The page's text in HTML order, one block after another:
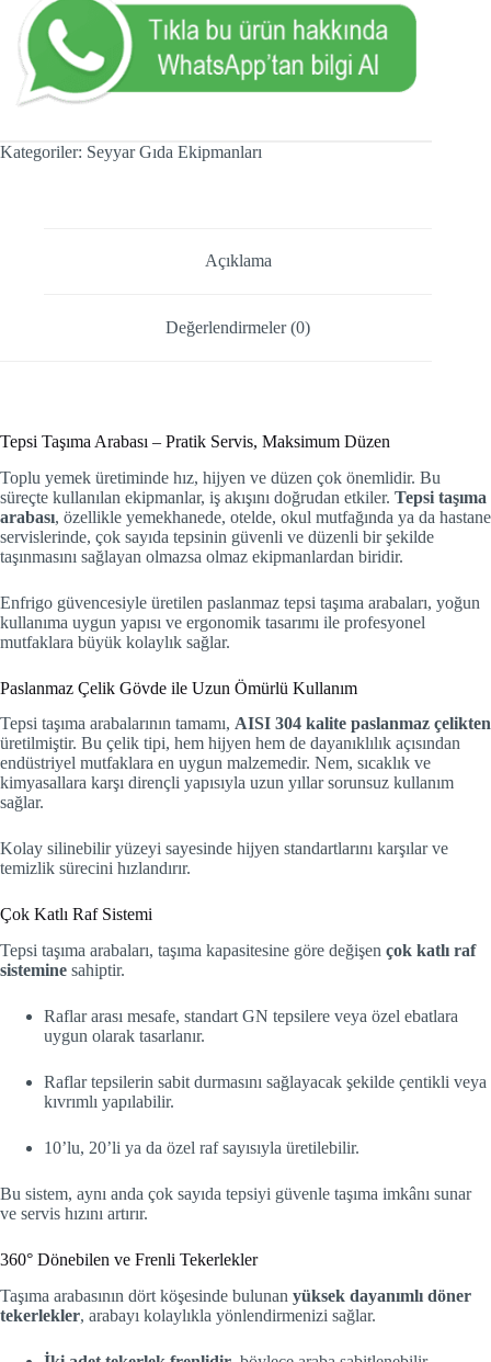
Kategoriler: Seyyar Gıda Ekipmanları
Açıklama
Değerlendirmeler (0)
Tepsi Taşıma Arabası – Pratik Servis, Maksimum Düzen
Toplu yemek üretiminde hız, hijyen ve düzen çok önemlidir. Bu
süreçte kullanılan ekipmanlar, iş akışını doğrudan etkiler. Tepsi taşıma
arabası, özellikle yemekhanede, otelde, okul mutfağında ya da hastane
servislerinde, çok sayıda tepsinin güvenli ve düzenli bir şekilde
taşınmasını sağlayan olmazsa olmaz ekipmanlardan biridir.
Enfrigo güvencesiyle üretilen paslanmaz tepsi taşıma arabaları, yoğun
kullanıma uygun yapısı ve ergonomik tasarımı ile profesyonel
mutfaklara büyük kolaylık sağlar.
Paslanmaz Çelik Gövde ile Uzun Ömürlü Kullanım
Tepsi taşıma arabalarının tamamı, AISI 304 kalite paslanmaz çelikten
üretilmiştir. Bu çelik tipi, hem hijyen hem de dayanıklılık açısından
endüstriyel mutfaklara en uygun malzemedir. Nem, sıcaklık ve
kimyasallara karşı dirençli yapısıyla uzun yıllar sorunsuz kullanım
sağlar.
Kolay silinebilir yüzeyi sayesinde hijyen standartlarını karşılar ve
temizlik sürecini hızlandırır.
Çok Katlı Raf Sistemi
Tepsi taşıma arabaları, taşıma kapasitesine göre değişen çok katlı raf
sistemine sahiptir.
Raflar arası mesafe, standart GN tepsilere veya özel ebatlara
uygun olarak tasarlanır.
Raflar tepsilerin sabit durmasını sağlayacak şekilde çentikli veya
kıvrımlı yapılabilir.
10’lu, 20’li ya da özel raf sayısıyla üretilebilir.
Bu sistem, aynı anda çok sayıda tepsiyi güvenle taşıma imkânı sunar
ve servis hızını artırır.
360° Dönebilen ve Frenli Tekerlekler
Taşıma arabasının dört köşesinde bulunan yüksek dayanımlı döner
tekerlekler, arabayı kolaylıkla yönlendirmenizi sağlar.